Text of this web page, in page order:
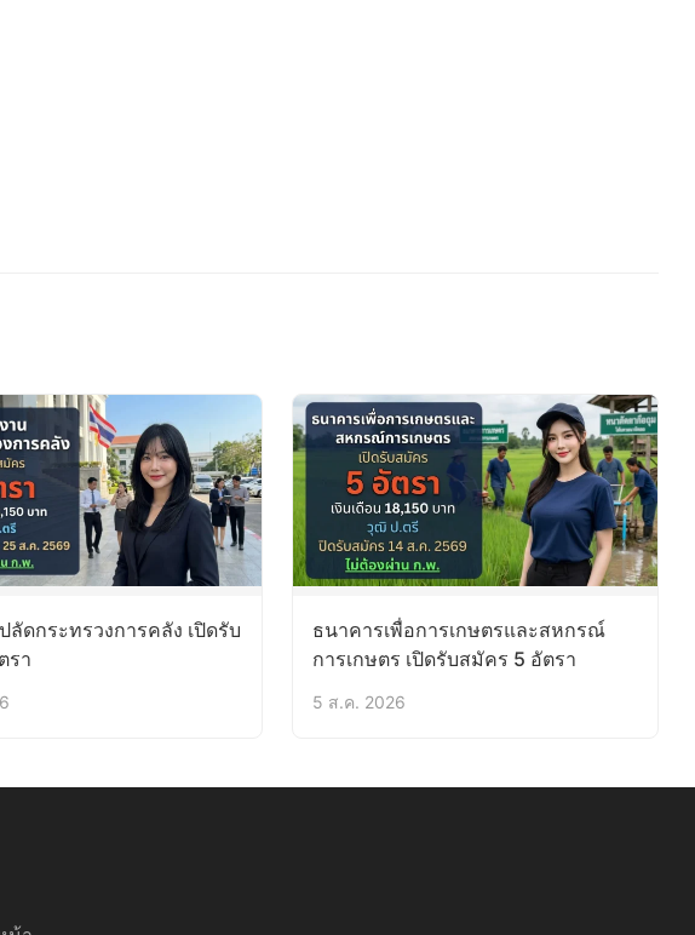
ลัดกระทรวงการคลัง เปิดรับ
รา
ธนาคารเพื่อการเกษตรและสหกรณ์
การเกษตร เปิดรับสมัคร 5 อัตรา
5 ส.ค. 2026